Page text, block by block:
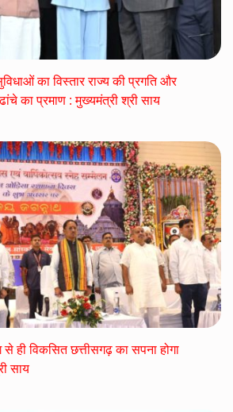
का विस्तार राज्य की प्रगति और
का प्रमाण : मुख्यमंत्री श्री साय
ही विकसित छत्तीसगढ़ का सपना होगा
साय